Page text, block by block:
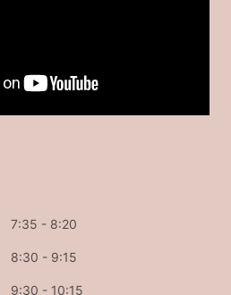
7:35 - 8:20
8:30 - 9:15
9:30 - 10:15